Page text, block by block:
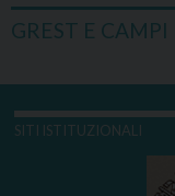
GREST E CAMPI
SITI ISTITUZIONALI